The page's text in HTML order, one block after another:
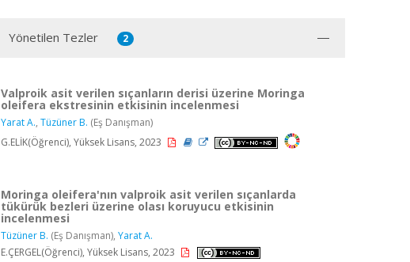
Yönetilen Tezler 2
Valproik asit verilen sıçanların derisi üzerine Moringa
oleifera ekstresinin etkisinin incelenmesi
Yarat A., Tüzüner B. (Eş Danışman)
G.ELİK(Öğrenci), Yüksek Lisans, 2023
Moringa oleifera'nın valproik asit verilen sıçanlarda
tükürük bezleri üzerine olası koruyucu etkisinin
incelenmesi
Tüzüner B. (Eş Danışman), Yarat A.
E.ÇERGEL(Öğrenci), Yüksek Lisans, 2023